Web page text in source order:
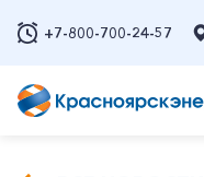
+7-800-700-24-57